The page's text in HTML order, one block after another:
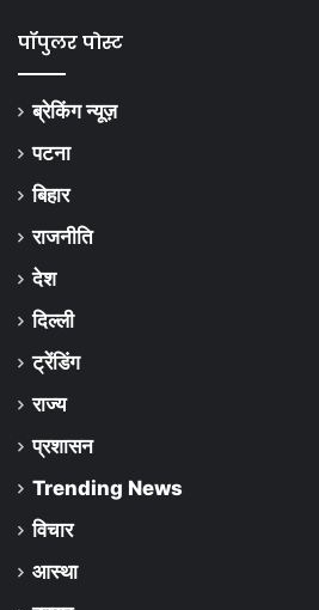
पॉपुलर पोस्ट
ब्रेकिंग न्यूज़
पटना
बिहार
राजनीति
देश
दिल्ली
ट्रेंडिंग
राज्य
प्रशासन
Trending News
विचार
आस्था